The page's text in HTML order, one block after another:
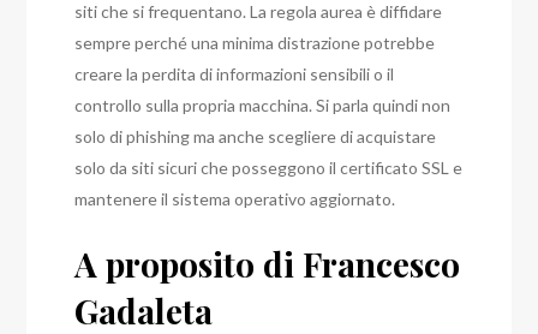
siti che si frequentano. La regola aurea è diffidare
sempre perché una minima distrazione potrebbe
creare la perdita di informazioni sensibili o il
controllo sulla propria macchina. Si parla quindi non
solo di phishing ma anche scegliere di acquistare
solo da siti sicuri che posseggono il certificato SSL e
mantenere il sistema operativo aggiornato.
A proposito di Francesco
Gadaleta